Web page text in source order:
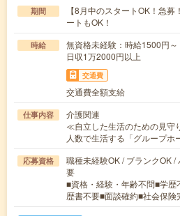
期間
【8月中のスタートOK！急
ートもOK！
時給
無資格未経験：時給1500
日収1万2000円以上
交通費
交通費全額支給
仕事内容
介護関連
≪自立した生活のための見守
人数で生活する「グループ
応募資格
職種未経験OK / ブランクOK
要
■資格・経験・年齢不問■学
歴書不要■面談確約■社会保